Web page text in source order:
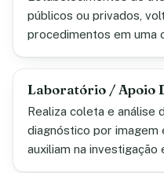
públicos ou privados,
procedimentos em uma
Laboratório / Apoio
Realiza coleta e análise
diagnóstico por imagem
auxiliam na investigação